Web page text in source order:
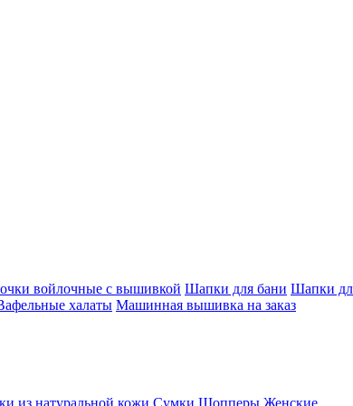
войлочные с вышивкой Шапки для бани Шапки
халаты Машинная вышивка на заказ
из натуральной кожи Сумки Шопперы Женские